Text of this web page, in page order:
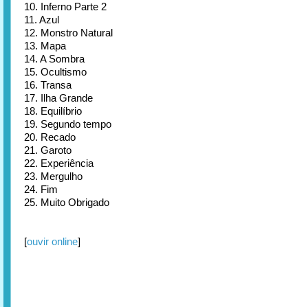
10. Inferno Parte 2
11. Azul
12. Monstro Natural
13. Mapa
14. A Sombra
15. Ocultismo
16. Transa
17. Ilha Grande
18. Equilíbrio
19. Segundo tempo
20. Recado
21. Garoto
22. Experiência
23. Mergulho
24. Fim
25. Muito Obrigado
[ouvir online]